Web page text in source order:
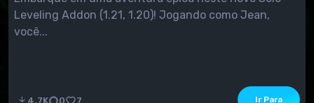
Leveling Addon (1.21, 1.20)! Jogando como Jean,
você...
4.7K 0 7 Ir Para